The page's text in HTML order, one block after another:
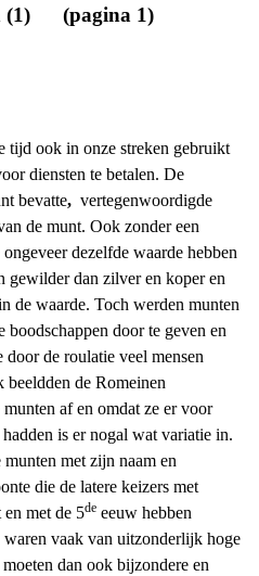
(1) (pagina 1)
tijd ook in onze streken gebruikt
diensten te betalen. De
bevatte, vertegenwoordigde
de munt. Ook zonder een
dezelfde waarde hebben
gewilderdan zilver en koper en
de waarde. Toch werden munten
door te geven en
door de roulatie veel mensen
de Romeinen
af en omdat ze er voor
is er nogal wat variatie in.
munten met zijn naam en
die de latere keizers met
en metde 5de eeuw hebben
waren vaak van uitzonderlijk hoge
dan ook bijzondere en